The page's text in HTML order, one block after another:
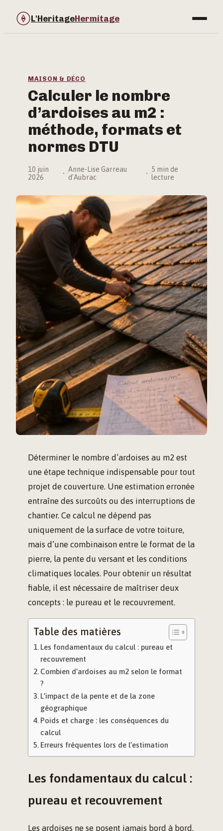
L'HeritageHermitage
Immobilier
Jardinage
Maison & Déco
MAISON & DÉCO
Calculer le nombre
d’ardoises au m2 :
méthode, formats et
normes DTU
10 juin
2026
·Anne-Lise Garreau
d'Aubrac
·5 min de
lecture
Déterminer le nombre d’ardoises au m2 est
une étape technique indispensable pour tout
projet de couverture. Une estimation erronée
entraîne des surcoûts ou des interruptions de
chantier. Ce calcul ne dépend pas
uniquement de la surface de votre toiture,
mais d’une combinaison entre le format de la
pierre, la pente du versant et les conditions
climatiques locales. Pour obtenir un résultat
fiable, il est nécessaire de maîtriser deux
concepts : le pureau et le recouvrement.
Table des matières
Les fondamentaux du calcul : pureau et
recouvrement
Combien d’ardoises au m2 selon le format
?
L’impact de la pente et de la zone
géographique
Poids et charge : les conséquences du
calcul
Erreurs fréquentes lors de l’estimation
Les fondamentaux du calcul :
pureau et recouvrement
Les ardoises ne se posent jamais bord à bord.